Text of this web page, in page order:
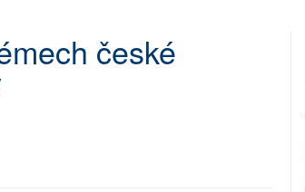
české